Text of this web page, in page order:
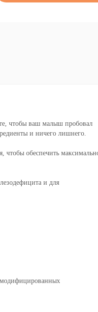
чтобы ваш малыш пробовал
и ничего лишнего.
чтобы обеспечить
и для
модифицированных